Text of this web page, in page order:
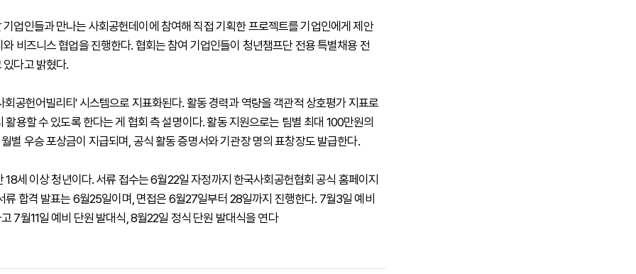
기업인들과 만나는 사회공헌데이에 참여해 직접 기획한 프로젝트를 기업인에게 제안
비즈니스 협업을 진행한다. 협회는 참여 기업인들이 청년챔프단 전용 특별채용 전
다고 밝혔다.
회공헌어빌리티' 시스템으로 지표화된다. 활동 경력과 역량을 객관적 상호평가 지표로
활용할 수 있도록 한다는 게 협회 측 설명이다. 활동 지원으로는 팀별 최대 100만원의
별 우승 포상금이 지급되며, 공식 활동 증명서와 기관장 명의 표창장도 발급한다.
18세 이상 청년이다. 서류 접수는 6월22일 자정까지 한국사회공헌협회 공식 홈페이지
류 합격 발표는 6월25일이며, 면접은 6월27일부터 28일까지 진행한다. 7월3일 예비
7월11일 예비 단원 발대식, 8월22일 정식 단원 발대식을 연다